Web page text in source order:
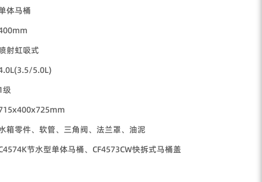
体马桶
射虹吸式
5.0L)
级
箱零件、软管、三角阀、法兰罩、油泥
节水型单体马桶、CF4573CW快拆式马桶盖